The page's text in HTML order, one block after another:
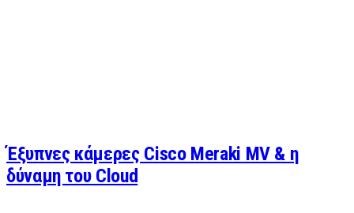
Έξυπνες κάμερες Cisco Meraki MV & η
δύναμη του Cloud